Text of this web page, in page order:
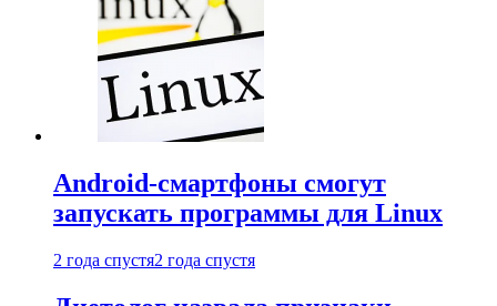
Android-смартфоны смогут
запускать программы для Linux
2 года спустя2 года спустя